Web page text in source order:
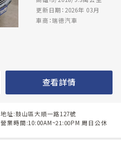
更新日期：2026年 03月
車商：瑞德汽車
查看詳情
地址:鼓山區大順一路127號
營業時間:10:00AM~21:00PM 周日公休